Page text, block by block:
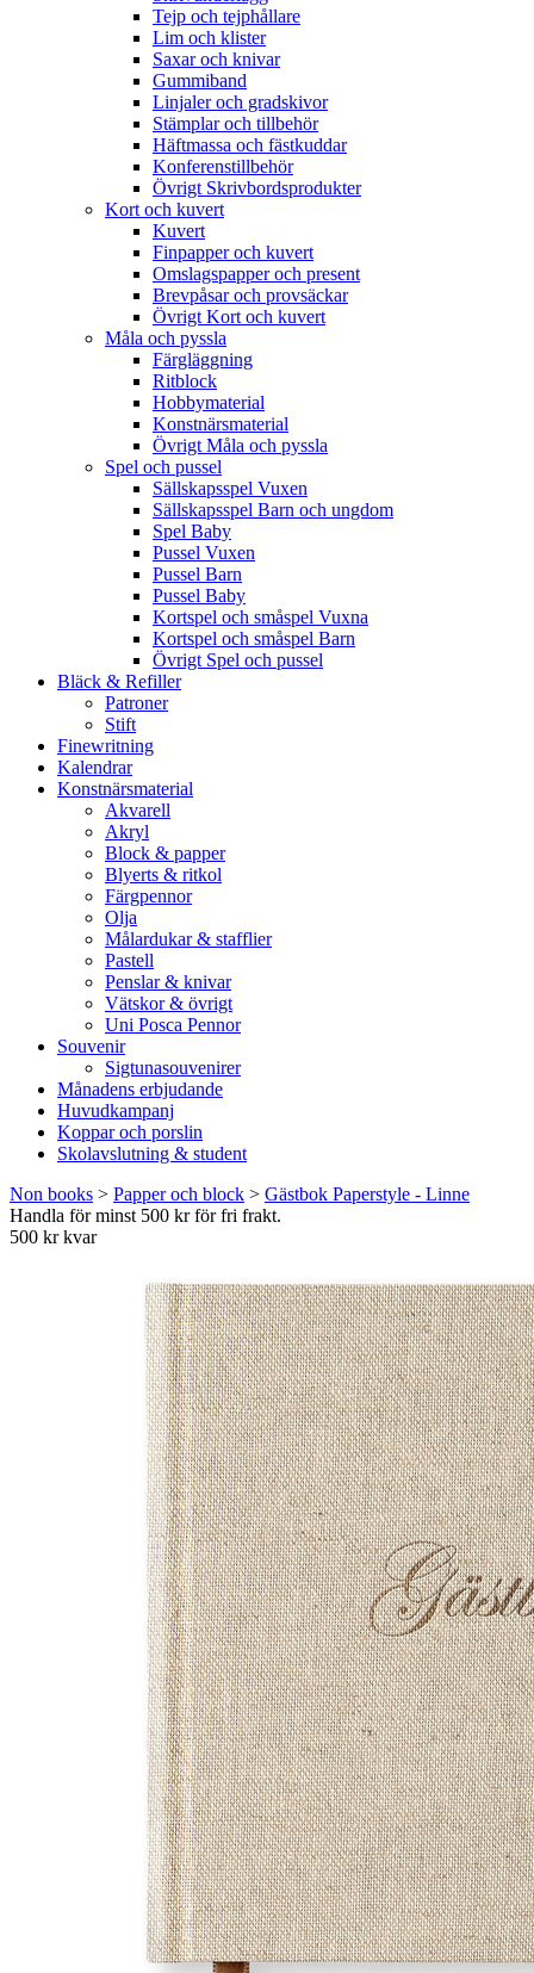
Tejp och tejphållare
Lim och klister
Saxar och knivar
Gummiband
Linjaler och gradskivor
Stämplar och tillbehör
Häftmassa och fästkuddar
Konferenstillbehör
Övrigt Skrivbordsprodukter
Kort och kuvert
Kuvert
Finpapper och kuvert
Omslagspapper och present
Brevpåsar och provsäckar
Övrigt Kort och kuvert
Måla och pyssla
Färgläggning
Ritblock
Hobbymaterial
Konstnärsmaterial
Övrigt Måla och pyssla
Spel och pussel
Sällskapsspel Vuxen
Sällskapsspel Barn och ungdom
Spel Baby
Pussel Vuxen
Pussel Barn
Pussel Baby
Kortspel och småspel Vuxna
Kortspel och småspel Barn
Övrigt Spel och pussel
Bläck & Refiller
Patroner
Stift
Finewritning
Kalendrar
Konstnärsmaterial
Akvarell
Akryl
Block & papper
Blyerts & ritkol
Färgpennor
Olja
Målardukar & stafflier
Pastell
Penslar & knivar
Vätskor & övrigt
Uni Posca Pennor
Souvenir
Sigtunasouvenirer
Månadens erbjudande
Huvudkampanj
Koppar och porslin
Skolavslutning & student
Non books > Papper och block > Gästbok Paperstyle - Linne
Handla för minst 500 kr för fri frakt.
500 kr kvar